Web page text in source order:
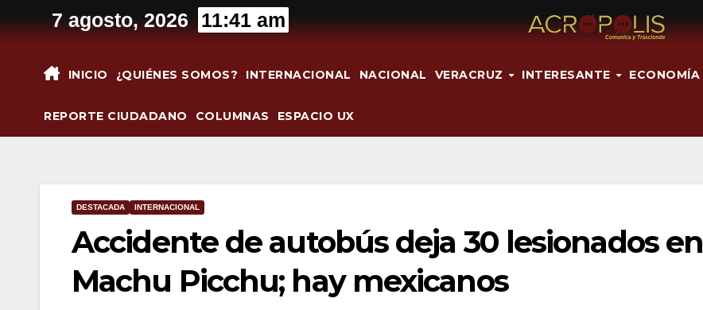
al
7 agosto, 2026 11:41 am
INICIO ¿QUIÉNES SOMOS? INTERNACIONAL NACIONAL VERACRUZ INTERESANTE ECONOMÍA
REPORTE CIUDADANO COLUMNAS ESPACIO UX
DESTACADA INTERNACIONAL
Accidente de autobús deja 30 lesionados en
Machu Picchu; hay mexicanos